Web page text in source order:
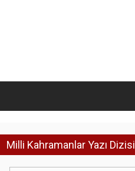
Milli Kahramanlar Yazı Dizisi